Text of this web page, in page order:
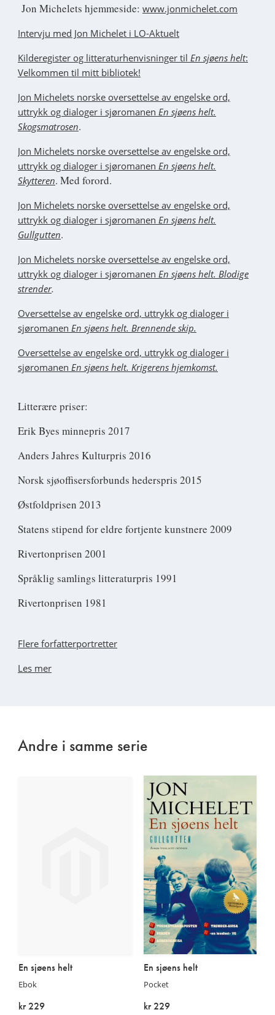
Jon Michelets hjemmeside: www.jonmichelet.com
Intervju med Jon Michelet i LO-Aktuelt
Kilderegister og litteraturhenvisninger til En sjøens helt:
Velkommen til mitt bibliotek!
Jon Michelets norske oversettelse av engelske ord,
uttrykk og dialoger i sjøromanen En sjøens helt.
Skogsmatrosen.
Jon Michelets norske oversettelse av engelske ord,
uttrykk og dialoger i sjøromanen En sjøens helt.
Skytteren. Med forord.
Jon Michelets norske oversettelse av engelske ord,
uttrykk og dialoger i sjøromanen En sjøens helt.
Gullgutten.
Jon Michelets norske oversettelse av engelske ord,
uttrykk og dialoger i sjøromanen En sjøens helt. Blodige
strender.
Oversettelse av engelske ord, uttrykk og dialoger i
sjøromanen En sjøens helt. Brennende skip.
Oversettelse av engelske ord, uttrykk og dialoger i
sjøromanen En sjøens helt. Krigerens hjemkomst.
Litterære priser:
Erik Byes minnepris 2017
Anders Jahres Kulturpris 2016
Norsk sjøoffisersforbunds hederspris 2015
Østfoldprisen 2013
Statens stipend for eldre fortjente kunstnere 2009
Rivertonprisen 2001
Språklig samlings litteraturpris 1991
Rivertonprisen 1981
Flere forfatterportretter
Les mer
Andre i samme serie
En sjøens helt
Ebok
kr 229
En sjøens helt
Pocket
kr 229